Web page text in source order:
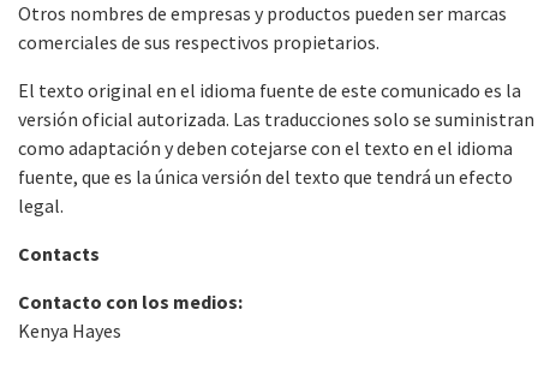
Otros nombres de empresas y productos pueden ser marcas
comerciales de sus respectivos propietarios.
El texto original en el idioma fuente de este comunicado es la
versión oficial autorizada. Las traducciones solo se suministran
como adaptación y deben cotejarse con el texto en el idioma
fuente, que es la única versión del texto que tendrá un efecto
legal.
Contacts
Contacto con los medios:
Kenya Hayes